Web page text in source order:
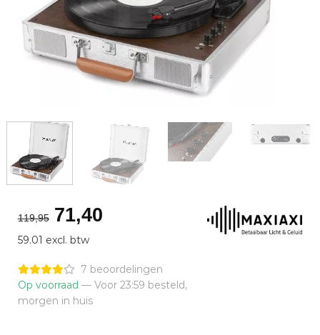
119,95 Oorspronkelijke
prijs
was:
€119,95.
71,40Huidige
€71,40.
59.01 excl. btw
7 beoordelingen
Op voorraad — Voor 23:59 besteld,
morgen in huis